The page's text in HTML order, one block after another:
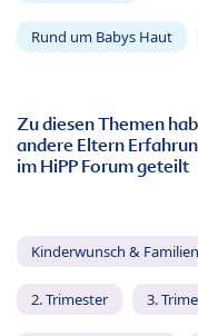
Rund um Babys Haut
Zu diesen Themen
andere Eltern
im HiPP Forum geteilt
Kinderwunsch &
2. Trimester 3.